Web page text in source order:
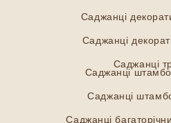
Саджанці
Саджанці
Саджанці
Саджанці
Саджанці
Саджанці